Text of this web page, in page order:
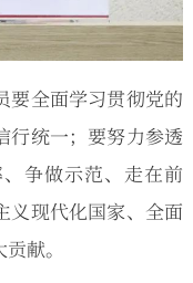
要全面学习贯彻党的
行统一；要努力参透
争做示范、走在前
现代化国家、全面
献。